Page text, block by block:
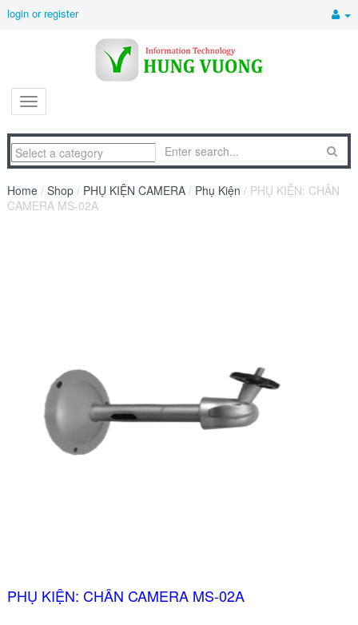
login or register
Home / Shop / PHỤ KIỆN CAMERA / Phụ Kiện / PHỤ KIỆN: CHÂN
CAMERA MS-02A
PHỤ KIỆN: CHÂN CAMERA MS-02A